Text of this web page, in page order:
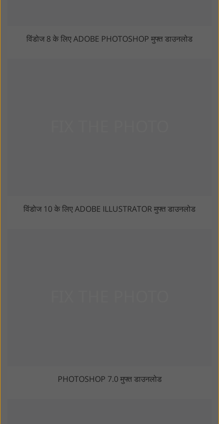
विंडोज 8 के लिए ADOBE PHOTOSHOP मुफ्त डाउनलोड
विंडोज 10 के लिए ADOBE ILLUSTRATOR मुफ्त डाउनलोड
PHOTOSHOP 7.0 मुफ्त डाउनलोड